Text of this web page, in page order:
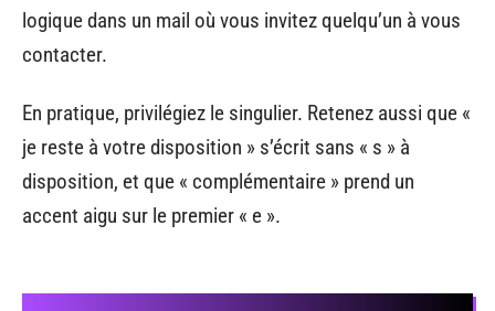
logique dans un mail où vous invitez quelqu’un à vous
contacter.
En pratique, privilégiez le singulier. Retenez aussi que «
je reste à votre disposition » s’écrit sans « s » à
disposition, et que « complémentaire » prend un
accent aigu sur le premier « e ».